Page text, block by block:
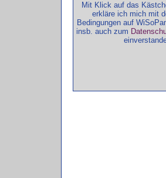
Mit Klick auf das
erkläre ich mich mit
Bedingungen auf
insb. auch zum